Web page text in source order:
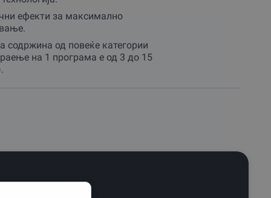
и отвори врати кон нови светови – виртуелните
ефекти за максимално
содржина од повеќе категории
на 1 програма е од 3 до 15